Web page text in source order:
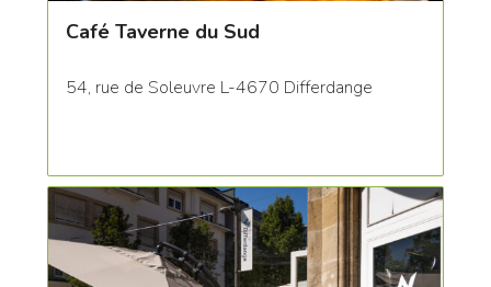
Café Taverne du Sud
54, rue de Soleuvre L-4670 Differdange